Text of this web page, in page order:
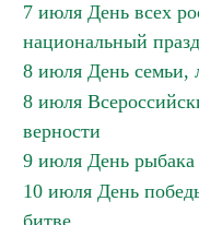
7 июля День всех
национальный
8 июля День семьи,
8 июля
верности
9 июля День рыбака
10 июля День
битве